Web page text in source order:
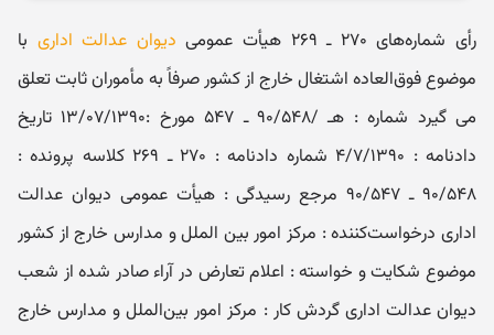
رأی شماره‌های ۲۷۰ ـ ۲۶۹ هیأت عمومی دیوان عدالت اداری با
موضوع فوق‌العاده اشتغال خارج از کشور صرفاً به مأموران ثابت تعلق
می ‌گیرد شماره : هـ /۹۰/۵۴۸ ـ ۵۴۷ مورخ :۱۳/۰۷/۱۳۹۰ تاریخ
دادنامه : ۴/۷/۱۳۹۰ شماره دادنامه : ۲۷۰ ـ ۲۶۹ کلاسه پرونده :
۹۰/۵۴۸ ـ ۹۰/۵۴۷ مرجع رسیدگی : هیأت عمومی دیوان عدالت
اداری درخواست‌کننده : مرکز امور بین الملل و مدارس خارج از کشور
موضوع شکایت و خواسته : اعلام تعارض در آراء صادر شده از شعب
دیوان عدالت اداری گردش کار : مرکز امور بین‌الملل و مدارس خارج